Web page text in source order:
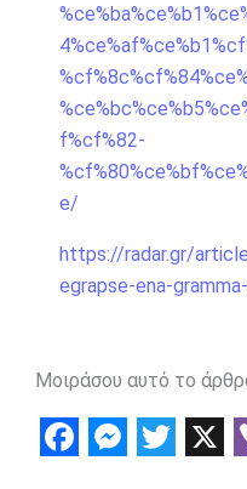
f%cf%82-
e/
https://radar.gr/
egrapse-ena-
Μοιράσου αυτό το